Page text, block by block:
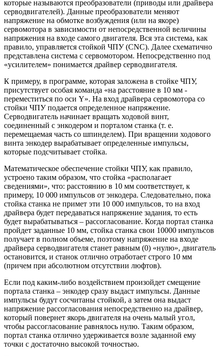
которые называются преобразователи (приводы или драйвера
серводвигателей). Данные преобразователи меняют
напряжение на обмотке возбуждения (или на якоре)
сервомотора в зависимости от непосредственной величины
напряжения на входе самого двигателя. Вся эта система, как
правило, управляется стойкой ЧПУ (СNC). Далее схематично
представлена система с сервомотором. Непосредственно под
«усилителем» понимается драйвер серводвигателя.
К примеру, в программе, которая заложена в стойке ЧПУ,
присутствует особая команда «на расстояние в 10 мм -
переместиться по оси Y». На вход драйвера сервомотора со
стойки ЧПУ подается определенное напряжение.
Серводвигатель начинает вращать ходовой винт,
соединенный с энкодером и порталом станка (т. е.
перемещаемая часть со шпинделем). При вращении ходового
винта энкодер вырабатывает определенные импульсы,
которые подсчитывает стойка.
Математическое обеспечение стойки ЧПУ, как правило,
устроено таким образом, что стойка «располагает
сведениями», что: расстоянию в 10 мм соответствует, к
примеру, 10 000 импульсов от энкодера. Следовательно, пока
стойка станка не примет эти 10 000 импульсов, то на вход
драйвера будет передаваться напряжение задания, то есть
будет вырабатываться – рассогласование. Когда портал станка
пройдет заданные 10 мм, стойка станка свои 10000 импульсов
получает в полном объеме, поэтому напряжение на входе
драйвера серводвигателя станет равным (0) «нулю», двигатель
остановится, и станок отлично отработает строго 10 мм
(причем при абсолютном отсутствии люфтов).
Если под каким-либо воздействием произойдет смещение
портала станка – энкодер сразу выдаст импульсы. Данные
импульсы будут сосчитаны стойкой, а затем она выдаст
напряжение рассогласования непосредственно на драйвер,
который повернет якорь двигателя на очень малый угол,
чтобы рассогласование равнялось нулю. Таким образом,
портал станка отлично удерживается возле заданной ему
точки с достаточно высокой точностью.